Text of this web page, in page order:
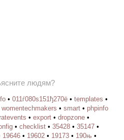
людям?
• 011ѓ080ѕ151ђ270ё • templates •
womentechmakers • smart • phpinfo
• export • dropzone •
• checklist • 35428 • 35147 •
19646 • 19602 • 19173 • 190њ •